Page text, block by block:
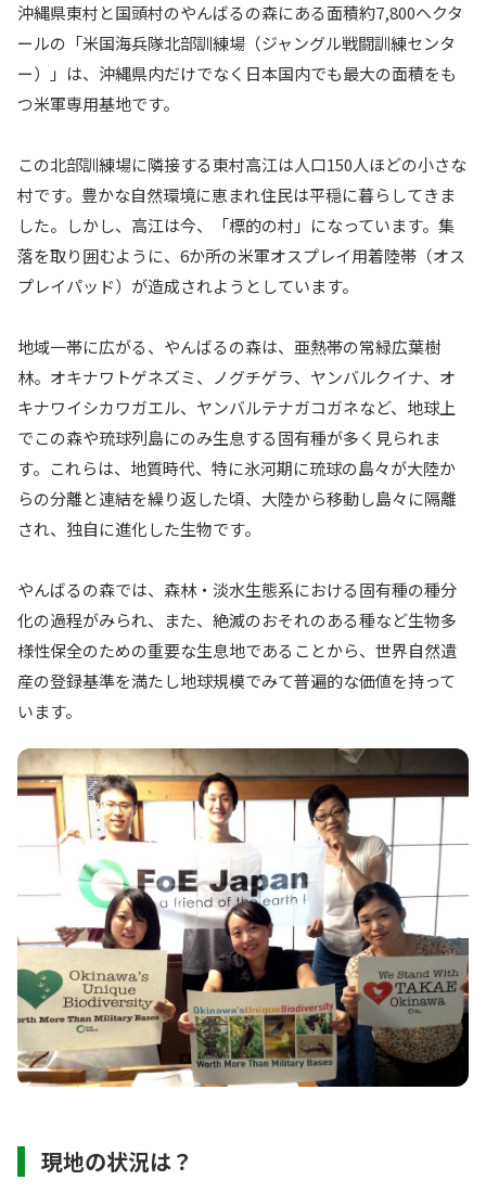
沖縄県東村と国頭村のやんばるの森にある面積約7,800ヘクタ
ールの「米国海兵隊北部訓練場（ジャングル戦闘訓練センタ
ー）」は、沖縄県内だけでなく日本国内でも最大の面積をも
つ米軍専用基地です。
この北部訓練場に隣接する東村高江は人口150人ほどの小さな
村です。豊かな自然環境に恵まれ住民は平穏に暮らしてきま
した。しかし、高江は今、「標的の村」になっています。集
落を取り囲むように、6か所の米軍オスプレイ用着陸帯（オス
プレイパッド）が造成されようとしています。
地域一帯に広がる、やんばるの森は、亜熱帯の常緑広葉樹
林。オキナワトゲネズミ、ノグチゲラ、ヤンバルクイナ、オ
キナワイシカワガエル、ヤンバルテナガコガネなど、地球上
でこの森や琉球列島にのみ生息する固有種が多く見られま
す。これらは、地質時代、特に氷河期に琉球の島々が大陸か
らの分離と連結を繰り返した頃、大陸から移動し島々に隔離
され、独自に進化した生物です。
やんばるの森では、森林・淡水生態系における固有種の種分
化の過程がみられ、また、絶滅のおそれのある種など生物多
様性保全のための重要な生息地であることから、世界自然遺
産の登録基準を満たし地球規模でみて普遍的な価値を持って
います。
現地の状況は？